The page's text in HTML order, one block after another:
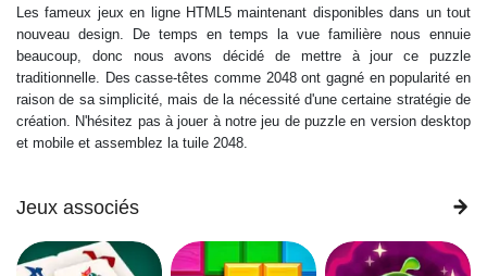
Les fameux jeux en ligne HTML5 maintenant disponibles dans un tout
nouveau design. De temps en temps la vue familière nous ennuie
beaucoup, donc nous avons décidé de mettre à jour ce puzzle
traditionnelle. Des casse-têtes comme 2048 ont gagné en popularité en
raison de sa simplicité, mais de la nécessité d'une certaine stratégie de
création. N'hésitez pas à jouer à notre jeu de puzzle en version desktop
et mobile et assemblez la tuile 2048.
Jeux associés